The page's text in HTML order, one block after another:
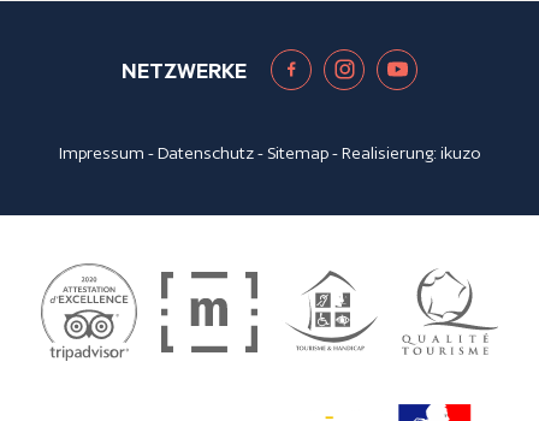
NETZWERKE
Impressum -Datenschutz- Sitemap- Realisierung:ikuzo